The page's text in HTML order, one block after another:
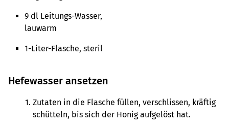
9 dl Leitungs-Wasser,
lauwarm
1-Liter-Flasche, steril
Hefewasser ansetzen
Zutaten in die Flasche füllen, verschlissen, kräftig
schütteln, bis sich der Honig aufgelöst hat.